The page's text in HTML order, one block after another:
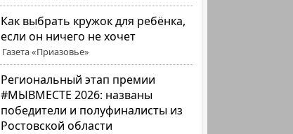
Как выбрать кружок для ребёнка,
если он ничего не хочет
Газета «Приазовье»
Региональный этап премии
#МЫВМЕСТЕ 2026: названы
победители и полуфиналисты из
Ростовской области